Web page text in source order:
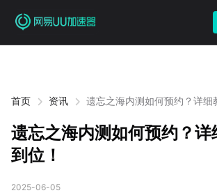
首页 资讯 遗忘之海内测如何预约？详细
遗忘之海内测如何预约？详
到位！
2025-06-05